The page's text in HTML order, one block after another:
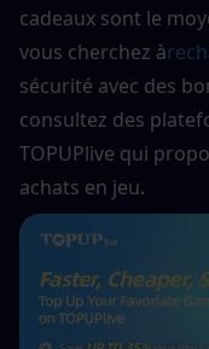
cadeaux sont le
vous cherchez à
sécurité avec des
consultez des
TOPUPlive qui
achats en jeu.